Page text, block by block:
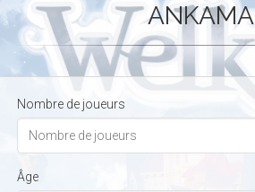
ANKAMA
Nombre de joueurs
Âge